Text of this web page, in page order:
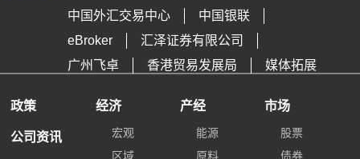
中国外汇交易中心
中国银联
eBroker
汇泽证券有限公司
广州飞卓
香港贸易发展局 媒体拓展
政策
公司资讯
经济
宏观
区域
产经
能源
原料
市场
股票
债券